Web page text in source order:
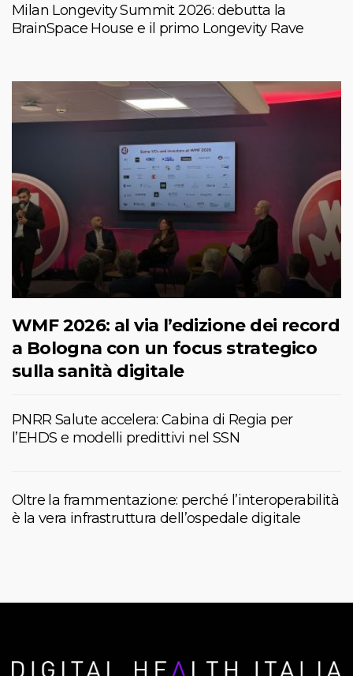
Milan Longevity Summit 2026: debutta la
BrainSpace House e il primo Longevity Rave
WMF 2026: al via l’edizione dei record
a Bologna con un focus strategico
sulla sanità digitale
PNRR Salute accelera: Cabina di Regia per
l’EHDS e modelli predittivi nel SSN
Oltre la frammentazione: perché l’interoperabilità
è la vera infrastruttura dell’ospedale digitale